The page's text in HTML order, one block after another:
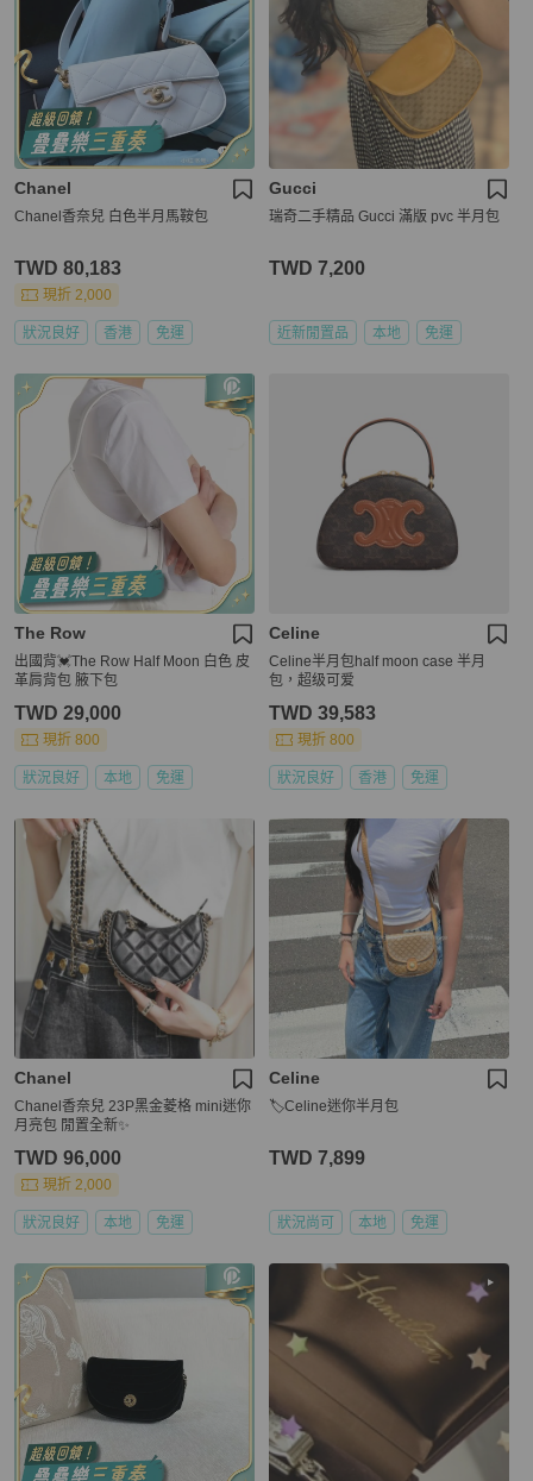
Chanel
Chanel香奈兒 白色半月馬鞍包
TWD 80,183
現折 2,000
狀況良好 香港 免運
Gucci
瑞奇二手精品 Gucci 滿版 pvc 半月包
TWD 7,200
近新閒置品 本地 免運
The Row
出國背💓The Row Half Moon 白色 皮
革肩背包 腋下包
TWD 29,000
現折 800
狀況良好 本地 免運
Celine
Celine半月包half moon case 半月
包，超级可爱
TWD 39,583
現折 800
狀況良好 香港 免運
Chanel
Chanel香奈兒 23P黑金菱格 mini迷你
月亮包 閒置全新✨️
TWD 96,000
現折 2,000
狀況良好 本地 免運
Celine
🏷Celine迷你半月包
TWD 7,899
狀況尚可 本地 免運